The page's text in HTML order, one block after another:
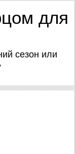
для
сезон или